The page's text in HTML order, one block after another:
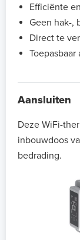
Efficiënte
Geen hak-,
Direct te
Aansluiten
Deze WiFi-
inbouwdoos
bedrading.